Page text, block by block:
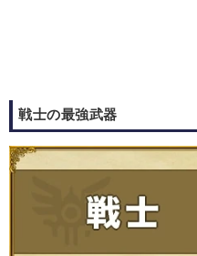
戦士の最強武器